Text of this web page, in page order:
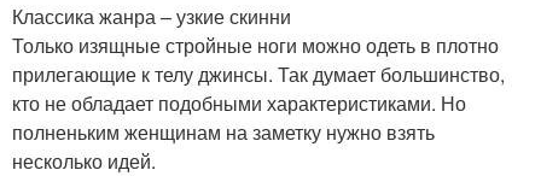
Классика жанра – узкие скинни
Только изящные стройные ноги можно одеть в плотно
прилегающие к телу джинсы. Так думает большинство,
кто не обладает подобными характеристиками. Но
полненьким женщинам на заметку нужно взять
несколько идей.